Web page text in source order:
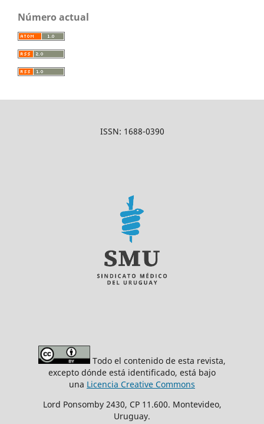
Número actual
ISSN: 1688-0390
Todo el contenido de esta revista,
excepto dónde está identificado, está bajo
una Licencia Creative Commons
Lord Ponsomby 2430, CP 11.600. Montevideo,
Uruguay.